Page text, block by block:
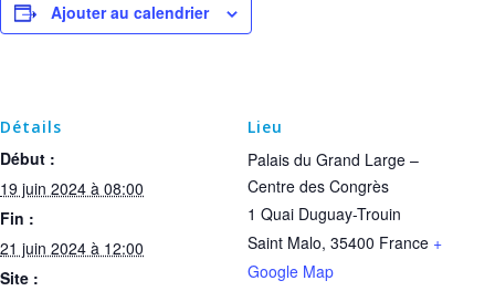
Ajouter au calendrier
Détails
Début :
19 juin 2024 à 08:00
Fin :
21 juin 2024 à 12:00
Site :
Lieu
Palais du Grand Large –
Centre des Congrès
1 Quai Duguay-Trouin
Saint Malo, 35400 France +
Google Map